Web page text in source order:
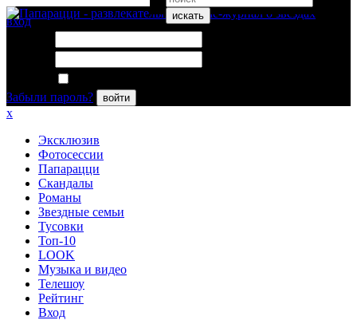
искать
вход
Забыли пароль?
войти
x
Эксклюзив
Фотосессии
Папарацци
Скандалы
Романы
Звездные семьи
Тусовки
Топ-10
LOOK
Музыка и видео
Телешоу
Рейтинг
Вход